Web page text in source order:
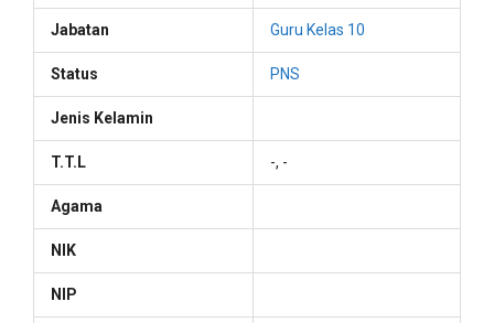
Jabatan Guru Kelas 10
Status PNS
Jenis Kelamin
T.T.L -, -
Agama
NIK
NIP